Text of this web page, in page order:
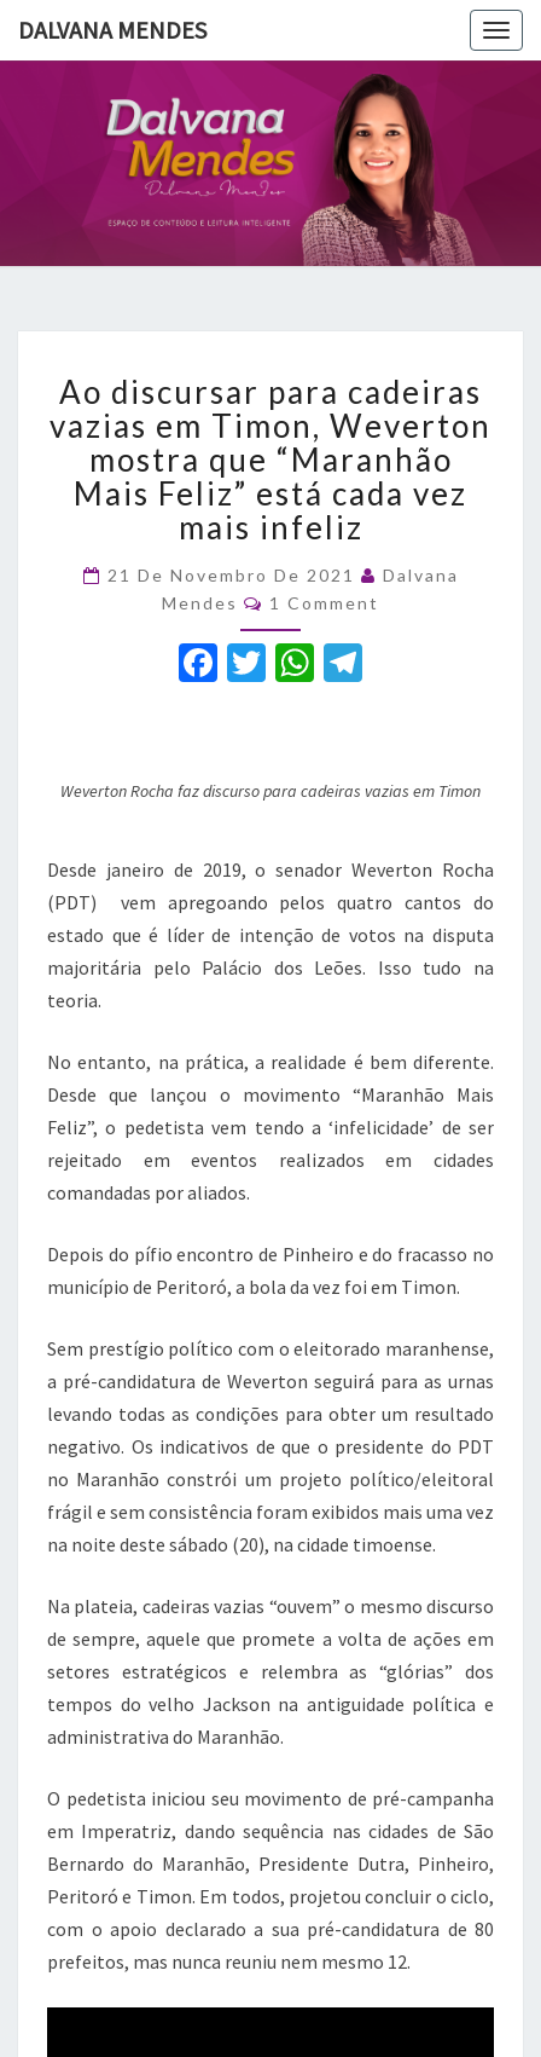
DALVANA MENDES
DALVANA
MENDES
Espaço De
Conteúdo
E Leitura
Inteligente
discursar
para
cadeiras
vazias
em
Timon,
mostra
que
“Maranhão
Mais
Feliz”
mais
Ao discursar para cadeiras
vazias em Timon, Weverton
mostra que “Maranhão
Mais Feliz” está cada vez
mais infeliz
21 De Novembro De 2021
Dalvana
Mendes
Comments
1 Comment
F
e
o
o
k
T
te
W
s
p
p
gr
m
Weverton Rocha faz discurso para cadeiras vazias em Timon
Desde janeiro de 2019, o senador Weverton Rocha
(PDT) vem apregoando pelos quatro cantos do
estado que é líder de intenção de votos na disputa
majoritária pelo Palácio dos Leões. Isso tudo na
teoria.
No entanto, na prática, a realidade é bem diferente.
Desde que lançou o movimento “Maranhão Mais
Feliz”, o pedetista vem tendo a ‘infelicidade’ de ser
rejeitado em eventos realizados em cidades
comandadas por aliados.
Depois do pífio encontro de Pinheiro e do fracasso no
município de Peritoró, a bola da vez foi em Timon.
Sem prestígio político com o eleitorado maranhense,
a pré-candidatura de Weverton seguirá para as urnas
levando todas as condições para obter um resultado
negativo. Os indicativos de que o presidente do PDT
no Maranhão constrói um projeto político/eleitoral
frágil e sem consistência foram exibidos mais uma vez
na noite deste sábado (20), na cidade timoense.
Na plateia, cadeiras vazias “ouvem” o mesmo discurso
de sempre, aquele que promete a volta de ações em
setores estratégicos e relembra as “glórias” dos
tempos do velho Jackson na antiguidade política e
administrativa do Maranhão.
O pedetista iniciou seu movimento de pré-campanha
em Imperatriz, dando sequência nas cidades de São
Bernardo do Maranhão, Presidente Dutra, Pinheiro,
Peritoró e Timon. Em todos, projetou concluir o ciclo,
com o apoio declarado a sua pré-candidatura de 80
prefeitos, mas nunca reuniu nem mesmo 12.